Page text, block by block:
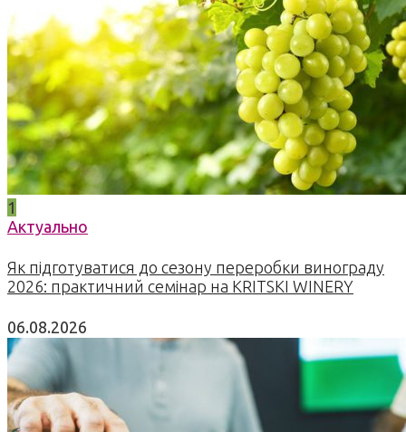
1
Актуально
Як підготуватися до сезону переробки винограду
2026: практичний семінар на KRITSKI WINERY
06.08.2026